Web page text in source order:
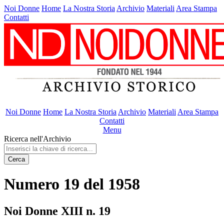
Noi Donne Home La Nostra Storia Archivio Materiali Area Stampa
Contatti
Noi Donne Home La Nostra Storia Archivio Materiali Area Stampa
Contatti
Menu
Ricerca nell'Archivio
Cerca
Numero 19 del 1958
Noi Donne XIII n. 19